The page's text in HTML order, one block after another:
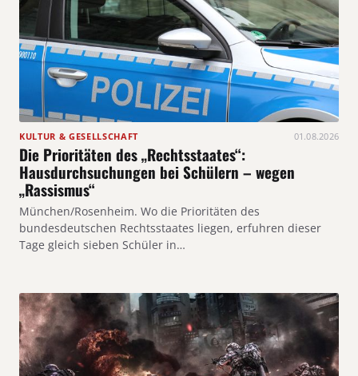
KULTUR & GESELLSCHAFT 01.08.2026
Die Prioritäten des „Rechtsstaates“:
Hausdurchsuchungen bei Schülern – wegen
„Rassismus“
München/Rosenheim. Wo die Prioritäten des
bundesdeutschen Rechtsstaates liegen, erfuhren dieser
Tage gleich sieben Schüler in…